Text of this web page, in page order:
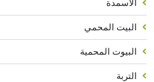
الأسمدة
البيت المحمي
البيوت المحمية
التربة